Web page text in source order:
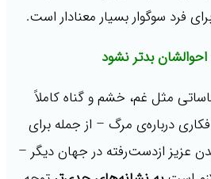
فرد سوگوار بسیار معنا‌دار است.
بدتر نشود
مثل غم، خشم و گناه کاملاً
درباره‌ی مرگ – از جمله برای
عزیز ازدست‌رفته در جهان دیگر –